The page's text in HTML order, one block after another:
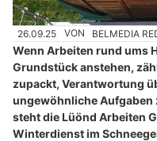
26.09.25 VON BELMEDIA
Wenn Arbeiten rund ums
Grundstück anstehen,
zupackt, Verantwortung
ungewöhnliche Aufgaben
steht die Lüönd Arbeiten
Winterdienst im